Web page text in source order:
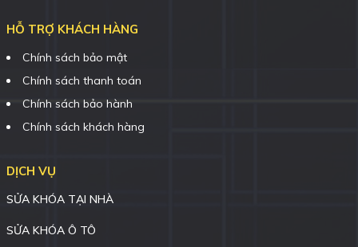
HỖ TRỢ KHÁCH HÀNG
Chính sách bảo mật
Chính sách thanh toán
Chính sách bảo hành
Chính sách khách hàng
DỊCH VỤ
SỬA KHÓA TẠI NHÀ
SỬA KHÓA Ô TÔ